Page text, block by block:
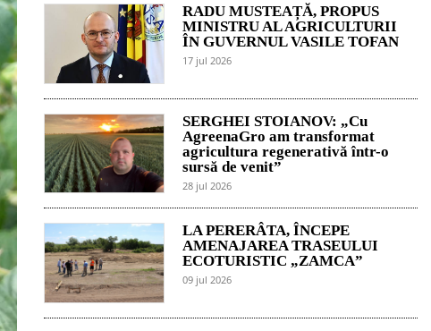
RADU MUSTEAȚĂ, PROPUS
MINISTRU AL AGRICULTURII
ÎN GUVERNUL VASILE TOFAN
17 jul 2026
SERGHEI STOIANOV: „Cu
AgreenaGro am transformat
agricultura regenerativă într-o
sursă de venit”
28 jul 2026
LA PERERÂTA, ÎNCEPE
AMENAJAREA TRASEULUI
ECOTURISTIC „ZAMCA”
09 jul 2026